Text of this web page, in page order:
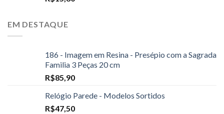
EM DESTAQUE
186 - Imagem em Resina - Presépio com a Sagrada
Familia 3 Peças 20 cm
R$85,90
Relógio Parede - Modelos Sortidos
R$47,50